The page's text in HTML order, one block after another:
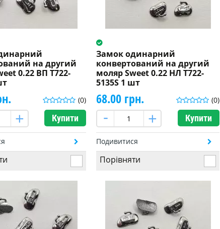
на другий
0.22 ВП T722-
(0)
Купити
Замок одинарний
конвертований на другий
моляр Sweet 0.22 НЛ T722-
5135S 1 шт
(0)
68.00 грн.
Купити
Подивитися
Порівняти